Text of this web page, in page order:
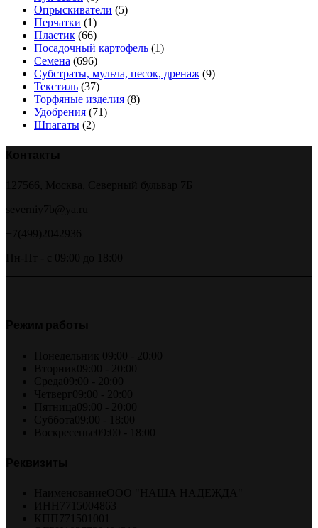
Опрыскиватели (5)
Перчатки (1)
Пластик (66)
Посадочный картофель (1)
Семена (696)
Субстраты, мульча, песок, дренаж (9)
Текстиль (37)
Торфяные изделия (8)
Удобрения (71)
Шпагаты (2)